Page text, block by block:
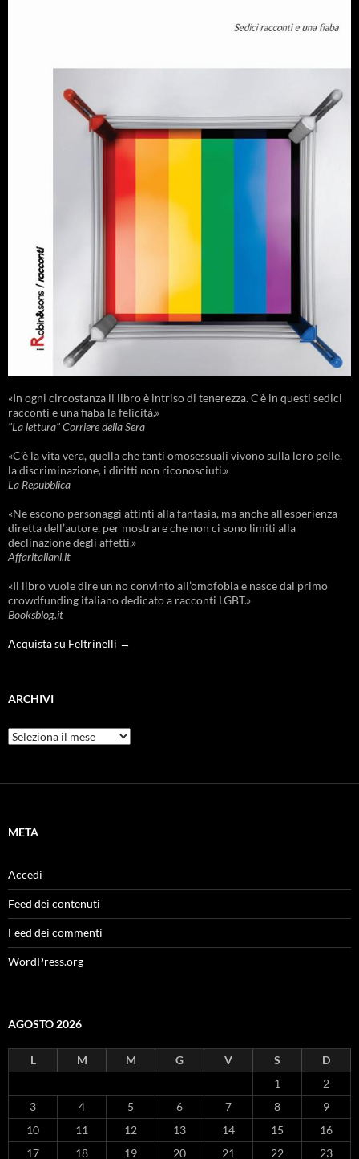
«In ogni circostanza il libro è intriso di tenerezza. C'è in questi sedici
racconti e una fiaba la felicità.»
"La lettura" Corriere della Sera
«C’è la vita vera, quella che tanti omosessuali vivono sulla loro pelle,
la discriminazione, i diritti non riconosciuti.»
La Repubblica
«Ne escono personaggi attinti alla fantasia, ma anche all’esperienza
diretta dell’autore, per mostrare che non ci sono limiti alla
declinazione degli affetti.»
Affaritaliani.it
«Il libro vuole dire un no convinto all’omofobia e nasce dal primo
crowdfunding italiano dedicato a racconti LGBT.»
Booksblog.it
Acquista su Feltrinelli →
ARCHIVI
Archivi
META
Accedi
Feed dei contenuti
Feed dei commenti
WordPress.org
AGOSTO 2026
L M M G V S
D
1
2
3
4 5 6 7 8
9
10
11 12 13 14 15
16
17
18 19 20 21 22 23